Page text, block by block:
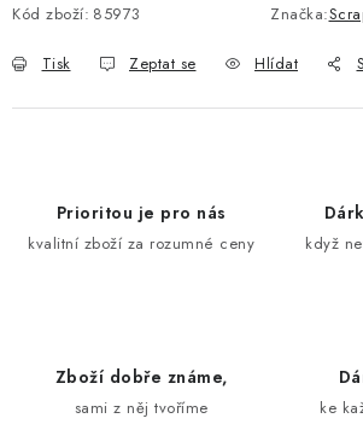
Kód zboží: 85973 Značka:
Tisk Zeptat se Hlídat
Prioritou je pro nás
kvalitní zboží za rozumné ceny
když
Zboží dobře známe,
sami z něj tvoříme ke